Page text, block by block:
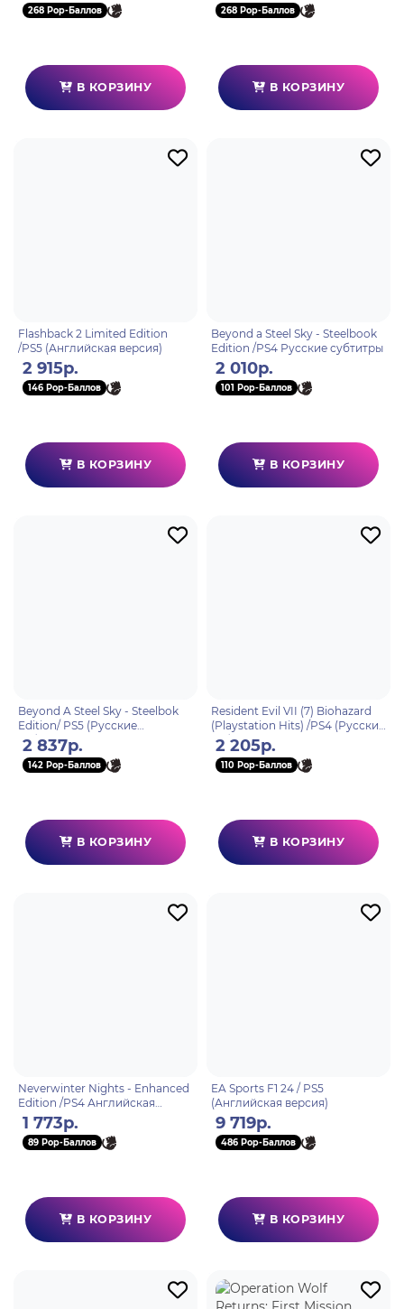
268 Pop-Баллов
В КОРЗИНУ
268 Pop-Баллов
В КОРЗИНУ
Flashback 2 Limited Edition
/PS5 (Английская версия)
2 915р.
146 Pop-Баллов
В КОРЗИНУ
Beyond a Steel Sky - Steelbook
Edition /PS4 Русские субтитры
2 010р.
101 Pop-Баллов
В КОРЗИНУ
Beyond A Steel Sky - Steelbok
Edition/ PS5 (Русские
субтитры)
2 837р.
142 Pop-Баллов
В КОРЗИНУ
Resident Evil VII (7) Biohazard
(Playstation Hits) /PS4 (Русские
субтитры)
2 205р.
110 Pop-Баллов
В КОРЗИНУ
Neverwinter Nights - Enhanced
Edition /PS4 Английская
версия
1 773р.
89 Pop-Баллов
В КОРЗИНУ
EA Sports F1 24 / PS5
(Английская версия)
9 719р.
486 Pop-Баллов
В КОРЗИНУ